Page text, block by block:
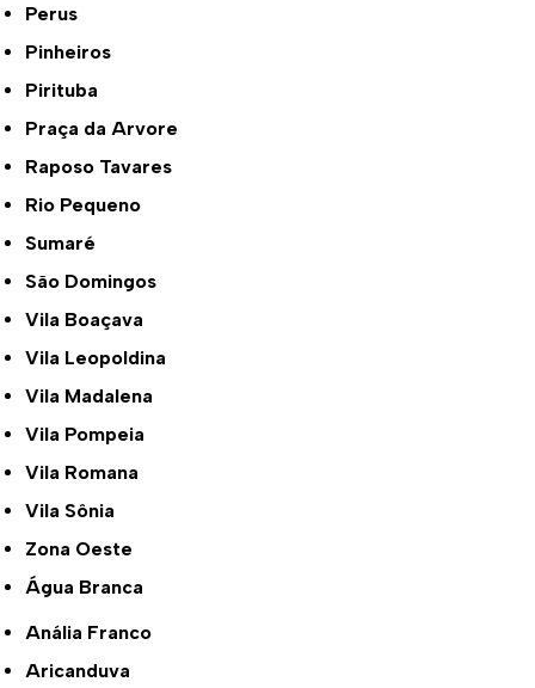
Perus
Pinheiros
Pirituba
Praça da Arvore
Raposo Tavares
Rio Pequeno
Sumaré
São Domingos
Vila Boaçava
Vila Leopoldina
Vila Madalena
Vila Pompeia
Vila Romana
Vila Sônia
Zona Oeste
Água Branca
Anália Franco
Aricanduva